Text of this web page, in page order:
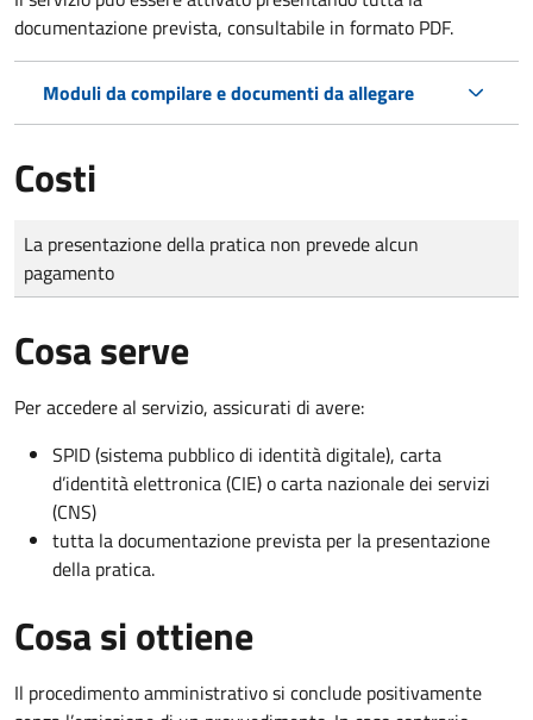
documentazione prevista, consultabile in formato PDF.
Moduli da compilare e documenti da allegare
Costi
Tipo di pagamento
Importo
La presentazione della pratica non prevede alcun
pagamento
Cosa serve
Per accedere al servizio, assicurati di avere:
SPID (sistema pubblico di identità digitale), carta
d’identità elettronica (CIE) o carta nazionale dei servizi
(CNS)
tutta la documentazione prevista per la presentazione
della pratica.
Cosa si ottiene
Il procedimento amministrativo si conclude positivamente